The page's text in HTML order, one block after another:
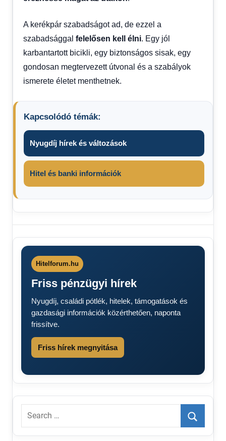
A kerékpár szabadságot ad, de ezzel a
szabadsággal felelősen kell élni. Egy jól
karbantartott bicikli, egy biztonságos sisak, egy
gondosan megtervezett útvonal és a szabályok
ismerete életet menthetnek.
Kapcsolódó témák:
Nyugdíj hírek és változások
Hitel és banki információk
figyelem
Kerékpáros
szabályokHitelforum.hu
Friss pénzügyi hírek
Nyugdíj, családi pótlék, hitelek, támogatások és
gazdasági információk közérthetően, naponta
frissítve.
Friss hírek megnyitása
Search
Search